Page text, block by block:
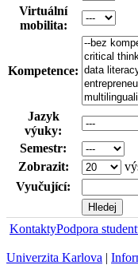
Virtuální
mobilita:
Kompetence:
Jazyk
výuky:
Semestr:
Zobrazit:
Vyučující:
KontaktyPodpora
Univerzita Karlova |